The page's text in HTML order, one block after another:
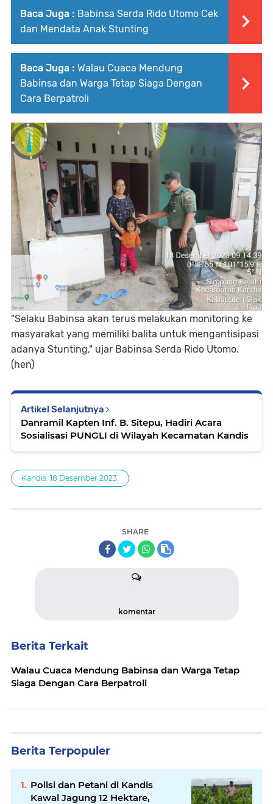
Baca Juga : Babinsa Serda Rido Utomo Cek
dan Mendata Anak Stunting
Baca Juga : Walau Cuaca Mendung
Babinsa dan Warga Tetap Siaga Dengan
Cara Berpatroli
"Selaku Babinsa akan terus melakukan monitoring ke
masyarakat yang memiliki balita untuk mengantisipasi
adanya Stunting," ujar Babinsa Serda Rido Utomo.
(hen)
Artikel Selanjutnya
Danramil Kapten Inf. B. Sitepu, Hadiri Acara
Sosialisasi PUNGLI di Wilayah Kecamatan Kandis
Kandis. 18 Desember 2023.
SHARE
komentar
Berita Terkait
Walau Cuaca Mendung Babinsa dan Warga Tetap
Siaga Dengan Cara Berpatroli
Berita Terpopuler
Polisi dan Petani di Kandis
Kawal Jagung 12 Hektare,